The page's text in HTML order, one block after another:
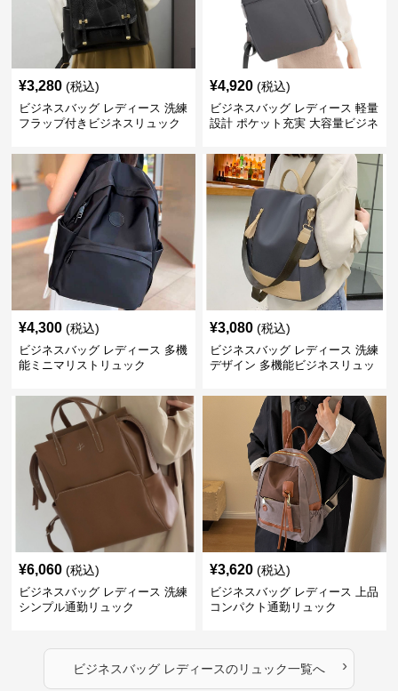
¥3,280 (税込)
ビジネスバッグ レディース 洗練
フラップ付きビジネスリュック
¥4,920 (税込)
ビジネスバッグ レディース 軽量
設計 ポケット充実 大容量ビジネ
¥4,300 (税込)
ビジネスバッグ レディース 多機
能ミニマリストリュック
¥3,080 (税込)
ビジネスバッグ レディース 洗練
デザイン 多機能ビジネスリュッ
¥6,060 (税込)
ビジネスバッグ レディース 洗練
シンプル通勤リュック
¥3,620 (税込)
ビジネスバッグ レディース 上品
コンパクト通勤リュック
ビジネスバッグ レディースのリュック一覧へ ›